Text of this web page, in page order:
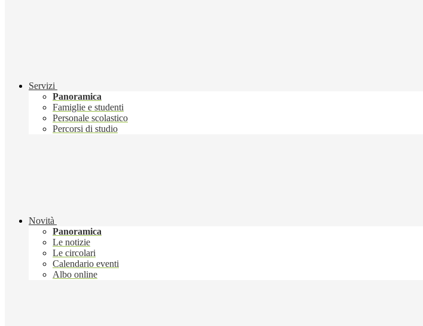
Servizi
Panoramica
Famiglie e studenti
Personale scolastico
Percorsi di studio
Novità
Panoramica
Le notizie
Le circolari
Calendario eventi
Albo online